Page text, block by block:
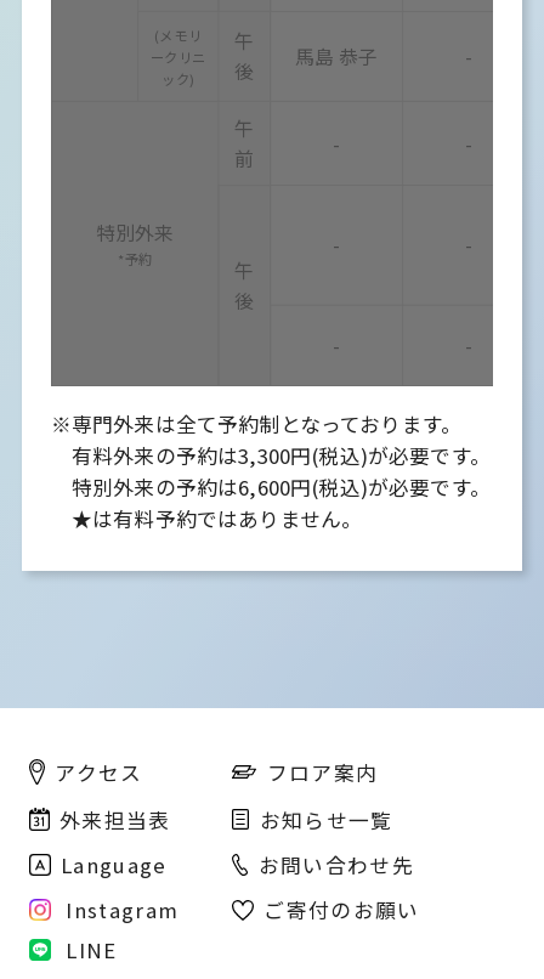
馬島 恭子 -
- -
- -
- -
(メモリ
ークリニ
ック)
午
後
特別外来
*予約
午
前
午
後
※専門外来は全て予約制となっております。
有料外来の予約は3,300円(税込)が必要です。
特別外来の予約は6,600円(税込)が必要です。
★は有料予約ではありません。
アクセス
フロア案内
外来担当表
お知らせ一覧
Language
お問い合わせ先
Instagram
LINE
ご寄付のお願い